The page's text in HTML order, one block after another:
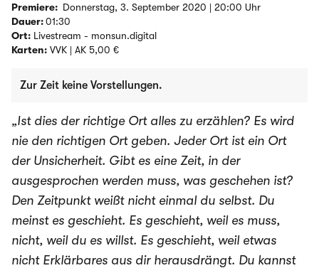
Premiere: Donnerstag, 3. September 2020 | 20:00 Uhr
Dauer:01:30
Ort: Livestream - monsun.digital
Karten: VVK | AK 5,00 €
Zur Zeit keine Vorstellungen.
„Ist dies der richtige Ort alles zu erzählen? Es wird
nie den richtigen Ort geben. Jeder Ort ist ein Ort
der Unsicherheit. Gibt es eine Zeit, in der
ausgesprochen werden muss, was geschehen ist?
Den Zeitpunkt weißt nicht einmal du selbst. Du
meinst es geschieht. Es geschieht, weil es muss,
nicht, weil du es willst. Es geschieht, weil etwas
nicht Erklärbares aus dir herausdrängt. Du kannst